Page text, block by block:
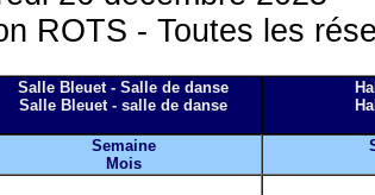
ROTS - Toutes les
Salle Bleuet - Salle de danse
Salle Bleuet - salle de danse
Semaine
Mois